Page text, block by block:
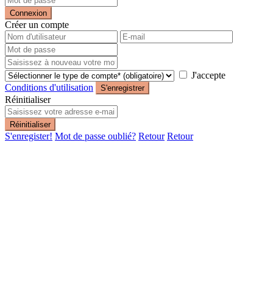
Connexion
Créer un compte
J'accepte
Conditions d'utilisation
S'enregistrer
Réinitialiser
Réinitialiser
S'enregister! Mot de passe oublié? Retour Retour